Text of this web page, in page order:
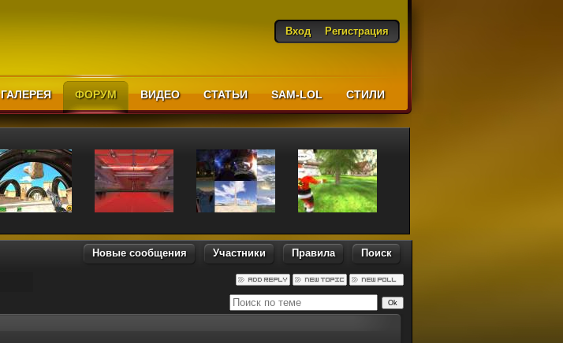
Вход Регистрация
ГАЛЕРЕЯ ФОРУМ ВИДЕО СТАТЬИ SAM-LOL CТИЛИ
Новые сообщения Участники Правила Поиск